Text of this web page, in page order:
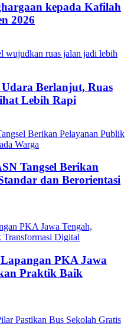
kepada Kafilah
2026
Berlanjut, Ruas
Lebih Rapi
Tangsel Berikan
dan Berorientasi
PKA Jawa
Praktik Baik